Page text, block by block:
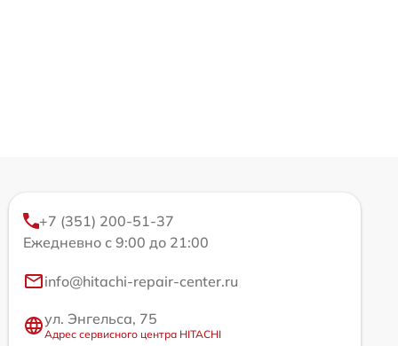
+7 (351) 200-51-37
Ежедневно с 9:00 до 21:00
info@hitachi-repair-center.ru
ул. Энгельса, 75
Адрес сервисного центра HITACHI